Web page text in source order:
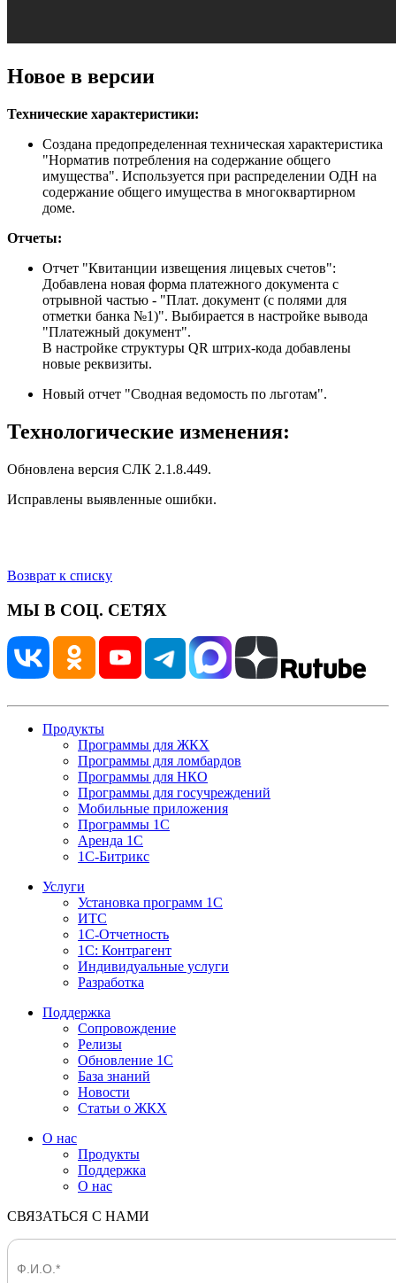
Новое в версии
Технические характеристики:
Создана предопределенная техническая характеристика
"Норматив потребления на содержание общего
имущества". Используется при распределении ОДН на
содержание общего имущества в многоквартирном
доме.
Отчеты:
Отчет "Квитанции извещения лицевых счетов":
Добавлена новая форма платежного документа с
отрывной частью - "Плат. документ (с полями для
отметки банка №1)". Выбирается в настройке вывода
"Платежный документ".
В настройке структуры QR штрих-кода добавлены
новые реквизиты.
Новый отчет "Сводная ведомость по льготам".
Технологические изменения:
Обновлена версия СЛК 2.1.8.449.
Исправлены выявленные ошибки.
Возврат к списку
МЫ В СОЦ. СЕТЯХ
Продукты
Программы для ЖКХ
Программы для ломбардов
Программы для НКО
Программы для госучреждений
Мобильные приложения
Программы 1С
Аренда 1С
1С-Битрикс
Услуги
Установка программ 1С
ИТС
1С-Отчетность
1С: Контрагент
Индивидуальные услуги
Разработка
Поддержка
Сопровождение
Релизы
Обновление 1С
База знаний
Новости
Статьи о ЖКХ
О нас
Продукты
Поддержка
О нас
СВЯЗАТЬСЯ С НАМИ